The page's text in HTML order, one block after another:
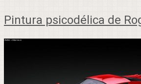
Pintura psicodélica de